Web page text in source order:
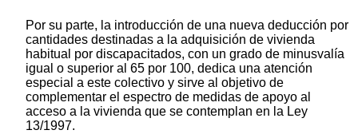
Por su parte, la introducción de una nueva deducción por
cantidades destinadas a la adquisición de vivienda
habitual por discapacitados, con un grado de minusvalía
igual o superior al 65 por 100, dedica una atención
especial a este colectivo y sirve al objetivo de
complementar el espectro de medidas de apoyo al
acceso a la vivienda que se contemplan en la Ley
13/1997.